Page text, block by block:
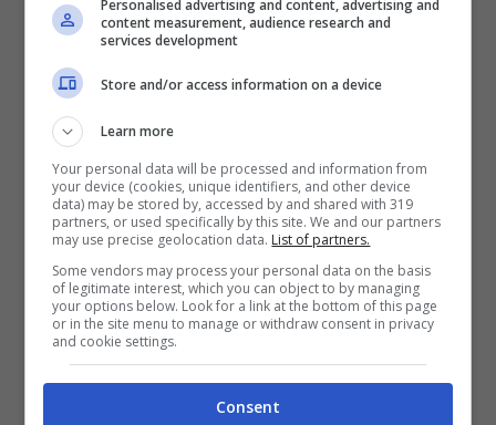
5 Gennaio 2022
Moda
Saldi invernali! Ecco
come acquistare senza
prendere fregature!
Personalised advertising and content, advertising and
content measurement, audience research and
services development
Store and/or access information on a device
Learn more
Your personal data will be processed and information from
your device (cookies, unique identifiers, and other device
data) may be stored by, accessed by and shared with 319
partners, or used specifically by this site. We and our partners
may use precise geolocation data. List of partners.
Some vendors may process your personal data on the basis
of legitimate interest, which you can object to by managing
your options below. Look for a link at the bottom of this page
or in the site menu to manage or withdraw consent in privacy
and cookie settings.
Consent